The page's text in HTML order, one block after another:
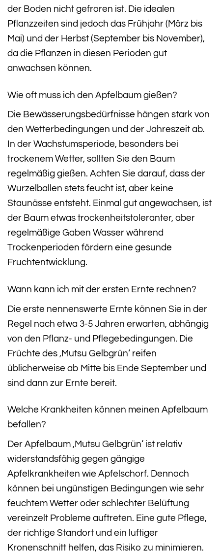
der Boden nicht gefroren ist. Die idealen
Pflanzzeiten sind jedoch das Frühjahr (März bis
Mai) und der Herbst (September bis November),
da die Pflanzen in diesen Perioden gut
anwachsen können.
Wie oft muss ich den Apfelbaum gießen?
Die Bewässerungsbedürfnisse hängen stark von
den Wetterbedingungen und der Jahreszeit ab.
In der Wachstumsperiode, besonders bei
trockenem Wetter, sollten Sie den Baum
regelmäßig gießen. Achten Sie darauf, dass der
Wurzelballen stets feucht ist, aber keine
Staunässe entsteht. Einmal gut angewachsen, ist
der Baum etwas trockenheitstoleranter, aber
regelmäßige Gaben Wasser während
Trockenperioden fördern eine gesunde
Fruchtentwicklung.
Wann kann ich mit der ersten Ernte rechnen?
Die erste nennenswerte Ernte können Sie in der
Regel nach etwa 3-5 Jahren erwarten, abhängig
von den Pflanz- und Pflegebedingungen. Die
Früchte des ‚Mutsu Gelbgrün‘ reifen
üblicherweise ab Mitte bis Ende September und
sind dann zur Ernte bereit.
Welche Krankheiten können meinen Apfelbaum
befallen?
Der Apfelbaum ‚Mutsu Gelbgrün‘ ist relativ
widerstandsfähig gegen gängige
Apfelkrankheiten wie Apfelschorf. Dennoch
können bei ungünstigen Bedingungen wie sehr
feuchtem Wetter oder schlechter Belüftung
vereinzelt Probleme auftreten. Eine gute Pflege,
der richtige Standort und ein luftiger
Kronenschnitt helfen, das Risiko zu minimieren.